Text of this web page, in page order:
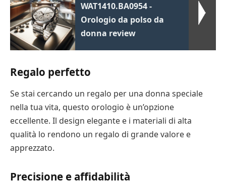
WAT1410.BA0954 -
Orologio da polso da
donna review
Regalo perfetto
Se stai cercando un regalo per una donna speciale
nella tua vita, questo orologio è un’opzione
eccellente. Il design elegante e i materiali di alta
qualità lo rendono un regalo di grande valore e
apprezzato.
Precisione e affidabilità